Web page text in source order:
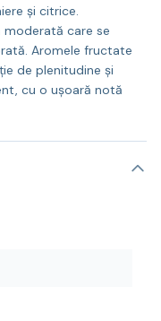
și citrice.
moderată care se
Aromele fructate
de plenitudine și
cu o ușoară notă